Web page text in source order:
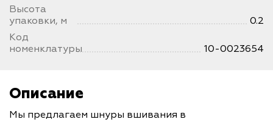
Высота
упаковки, м
0.2
Код
номенклатуры
10-0023654
Описание
Мы предлагаем шнуры вшивания в